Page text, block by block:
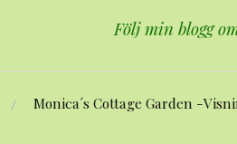
Följ min blogg
Monica´s Cottage Garden -